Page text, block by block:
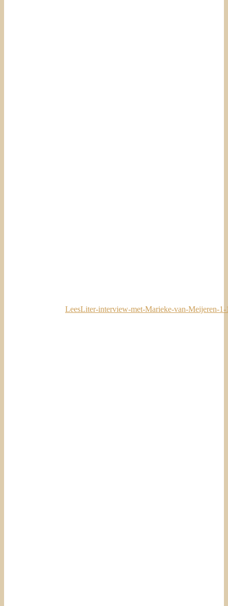
LeesLiter-interview-met-Marieke-van-Meijeren-1-